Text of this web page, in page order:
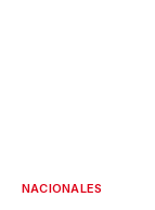
NACIONALES